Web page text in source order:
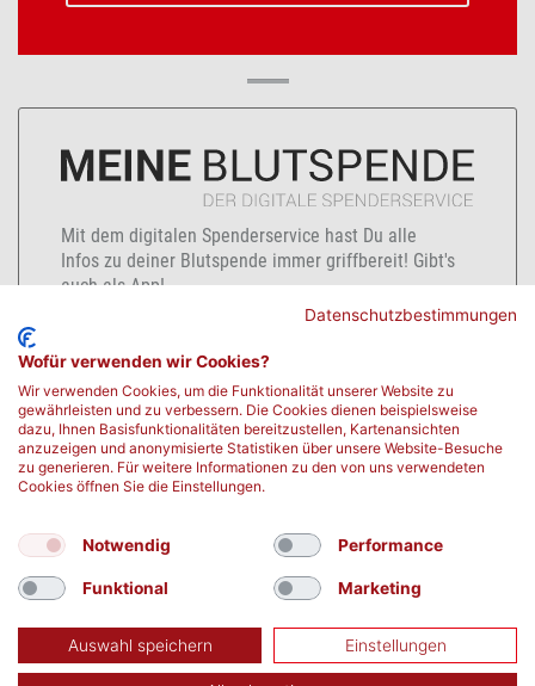
Mit dem digitalen Spenderservice hast Du alle
Infos zu deiner Blutspende immer griffbereit! Gibt's
auch als App!
Datenschutzbestimmungen
Wofür verwenden wir Cookies?
Wir verwenden Cookies, um die Funktionalität unserer Website zu
gewährleisten und zu verbessern. Die Cookies dienen beispielsweise
dazu, Ihnen Basisfunktionalitäten bereitzustellen, Kartenansichten
anzuzeigen und anonymisierte Statistiken über unsere Website-Besuche
zu generieren. Für weitere Informationen zu den von uns verwendeten
Cookies öffnen Sie die Einstellungen.
Notwendig Performance
Funktional Marketing
Auswahl speichern Einstellungen